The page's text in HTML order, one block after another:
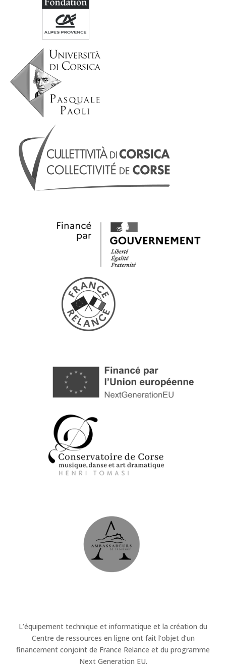
L’équipement technique et informatique et la création du
Centre de ressources en ligne ont fait l’objet d’un
financement conjoint de France Relance et du programme
Next Generation EU.